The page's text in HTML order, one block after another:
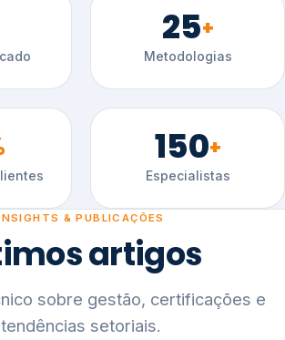
25+
Metodologias
150+
Especialistas
& PUBLICAÇÕES
artigos
sobre gestão, certificações e
tendências setoriais.